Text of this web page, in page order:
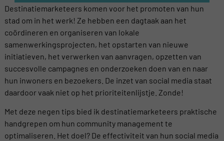
Destinatiemarketeers komen voor het promoten van hun
stad om in het werk! Ze hebben een dagtaak aan het
coördineren en organiseren van lokale
samenwerkingsprojecten, het opstarten van nieuwe
initiatieven, het verwerken van aanvragen, opzetten van
succesvolle campagnes en onderzoeken doen van en naar
hun inwoners en bezoekers. De inzet van social media staat
daardoor vaak niet op het prioriteitenlijstje. Zonde!
Met deze negen tips bied ik destinatiemarketeers praktische
handgrepen om hun community management te
optimaliseren. Het doel? De effectiviteit van hun social media